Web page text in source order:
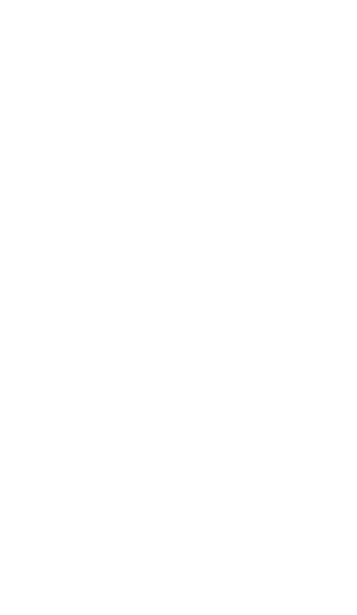
pokoje,
jazdy od Warszawy,
i smaczne jedzenie.
takie jak